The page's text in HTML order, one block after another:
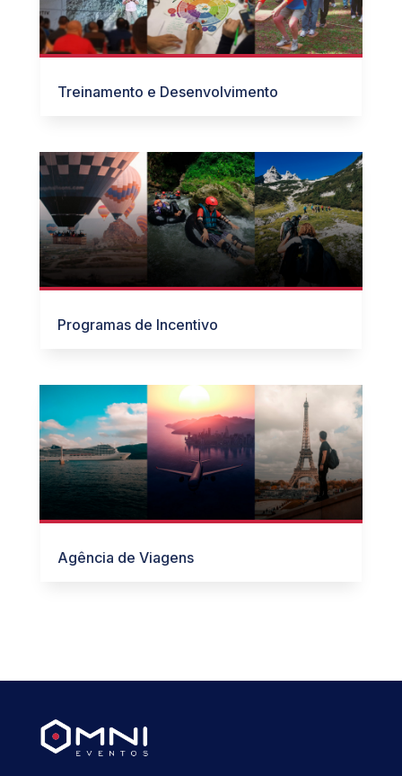
Treinamento e Desenvolvimento
Programas de Incentivo
Agência de Viagens